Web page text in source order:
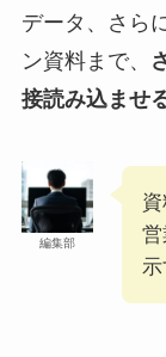
データ、さら
ン資料まで、
接読み込ませ
編集部